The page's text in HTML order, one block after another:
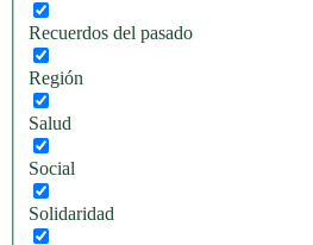
Recuerdos del pasado
Región
Salud
Social
Solidaridad